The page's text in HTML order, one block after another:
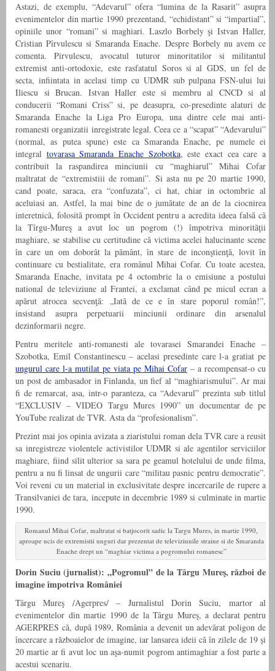
Astazi, de exemplu, “Adevarul” ofera “lumina de la Rasarit” asupra
evenimentelor din martie 1990 prezentand, “echidistant” si “impartial”,
opiniile unor “romani” si maghiari. Laszlo Borbely şi Istvan Haller,
Cristian Pîrvulescu si Smaranda Enache. Despre Borbely nu avem ce
comenta. Pirvulescu, avocatul tuturor minoritatilor si militantul
extremist anti-ortodoxie, este rasfatatul Soros si al GDS, un fel de
secta, infiintata in acelasi timp cu UDMR sub pulpana FSN-ului lui
Iliescu si Brucan. Istvan Haller este si membru al CNCD si al
conducerii “Romani Criss” si, pe deasupra, co-presedinte alaturi de
Smaranda Enache la Liga Pro Europa, una dintre cele mai anti-
romanesti organizatii inregistrate legal. Ceea ce a “scapat” “Adevarului”
(normal, as putea spune) este ca Smaranda Enache, pe numele ei
integral tovarasa Smaranda Enache Szobotka, este exact cea care a
contribuit la raspandirea minciunii cu “maghiarul” Mihai Cofar
maltratat de “extremistiii de romani”. Si asta nu pe 20 martie 1990,
cand poate, saraca, era “confuzata”, ci hat, chiar in octombrie al
aceluiasi an. Astfel, la mai bine de o jumătate de an de la ciocnirea
interetnică, folosită prompt în Occident pentru a acredita ideea falsă că
la Tîrgu-Mureş a avut loc un pogrom (!) împotriva minorităţii
maghiare, se stabilise cu certitudine că victima acelei halucinante scene
în care un om doborât la pământ, în stare de inconştienţă, lovit în
continuare cu bestialitate, era românul Mihai Cofar. Cu toate acestea,
Smaranda Enache, invitata pe 4 octombrie la o emisiune a postului
national de televiziune al Frantei, a exclamat când pe micul ecran a
apărut atrocea secvenţă: „Iată de ce e în stare poporul român!”,
insistand asupra perpetuarii minciunii ordinare din arsenalul
dezinformarii negre.
Pentru meritele anti-romanesti ale tovarasei Smarandei Enache –
Szobotka, Emil Constantinescu – acelasi presedinte care l-a gratiat pe
ungurul care l-a mutilat pe viata pe Mihai Cofar – a recompensat-o cu
un post de ambasador in Finlanda, un fief al “maghiarismului”. Ar mai
fi de remarcat, asa, intr-o paranteza, ca “Adevarul” prezinta sub titlul
“EXCLUSIV – VIDEO Targu Mures 1990” un documentar de pe
YouTube realizat de TVR. Asta da “profesionalism”.
Prezint mai jos opinia avizata a ziaristului roman dela TVR care a reusit
sa inregistreze violentele activistilor UDMR si ale agentilor serviciilor
maghiare, fiind silit ulterior sa sara pe geamul hotelului de unde filma,
pentru a nu fi linsat de ungurii care “militau pasnic pentru democratie”.
Voi reveni cu un material in exclusivitate despre incercarile de rupere a
Transilvaniei de tara, incepute in decembrie 1989 si culminate in martie
1990.
Romanul Mihai Cofar, maltratat si batjocorit sadic la Targu Mures, in martie 1990,
aproape ucis de extremistii unguri dar prezentat de televiziunile straine si de Smaranda
Enache drept un “maghiar victima a pogromului romanesc”
Dorin Suciu (jurnalist): „Pogromul” de la Târgu Mureş, război de
imagine împotriva României
Târgu Mureş /Agerpres/ – Jurnalistul Dorin Suciu, martor al
evenimentelor din martie 1990 de la Târgu Mureş, a declarat pentru
AGERPRES că, după 1989, România a devenit un adevărat poligon de
încercare a războaielor de imagine, iar lansarea ideii că în zilele de 19 și
20 martie ar fi avut loc un aşa-numit pogrom antimaghiar a fost parte a
acestui scenariu.